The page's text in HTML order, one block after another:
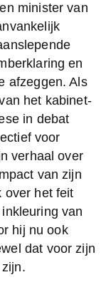
minister van
en
afzeggen. Als
het kabinet-
in debat
voor
verhaal over
van zijn
over het feit
van
hij nu ook
dat voor zijn